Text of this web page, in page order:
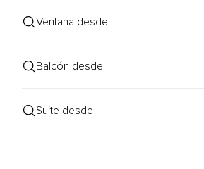
Ventana desde
Balcón desde
Suite desde